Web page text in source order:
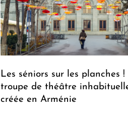
Les séniors sur les planches !
troupe de théâtre
créée en Arménie